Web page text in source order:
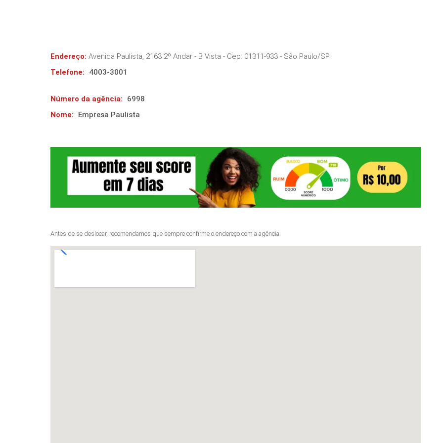
Endereço: Avenida Paulista, 2163 2º Andar - B Vista - Cep: 01311-933 - São Paulo/SP
Telefone:
4003-3001
Número da agência:
6998
Nome:
Empresa Paulista
Antes de se deslocar, recomendamos que sempre confirme o endereço com a agência.